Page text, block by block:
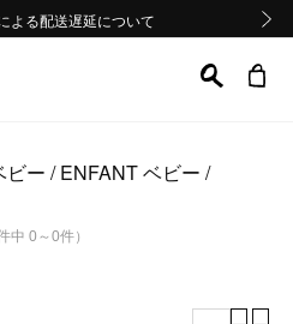
による配送遅延について
2buy10%OFF!!
よる配送遅延について
による配送遅延について
2buy10%OFF!!
ビー
ENFANT ベビー
中 0～0件）